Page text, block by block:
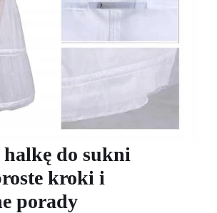
halkę do sukni
kroki i
porady